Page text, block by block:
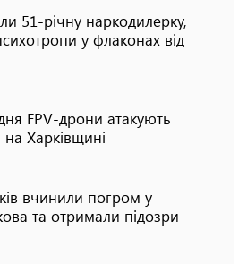
51-річну наркодилерку,
у флаконах від
FPV-дрони атакують
на Харківщині
вчинили погром у
та отримали підозри